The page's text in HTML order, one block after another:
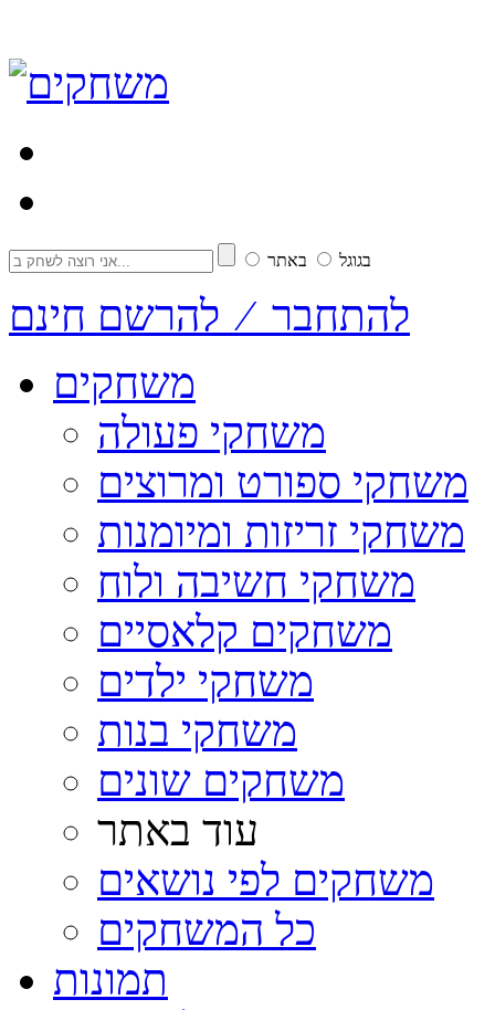
בגוגל באתר
להתחבר ⁄ להרשם חינם
משחקים
משחקי פעולה
משחקי ספורט ומרוצים
משחקי זריזות ומיומנות
משחקי חשיבה ולוח
משחקים קלאסיים
משחקי ילדים
משחקי בנות
משחקים שונים
עוד באתר
משחקים לפי נושאים
כל המשחקים
תמונות